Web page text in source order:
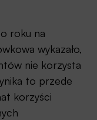
roku na
wykazało,
nie korzysta
to przede
korzyści